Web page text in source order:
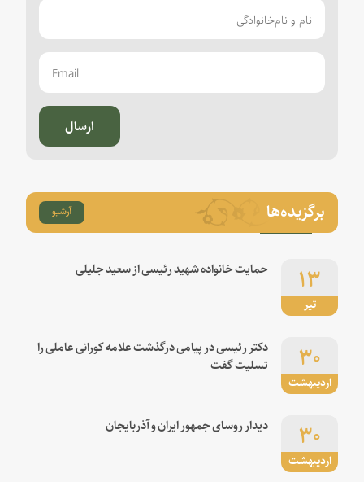
ارسال
برگزیده‌ها آرشیو
تیر
۱۳ حمایت خانواده شهید رئیسی از سعید جلیلی
اردیبهشت
۳۰
دکتر رئیسی در پیامی درگذشت علامه کورانی عاملی را
تسلیت گفت
اردیبهشت
۳۰ دیدار روسای جمهور ایران و آذربایجان